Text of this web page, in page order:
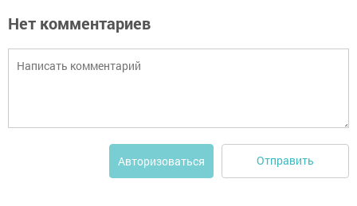
Нет комментариев
Авторизоваться Отправить